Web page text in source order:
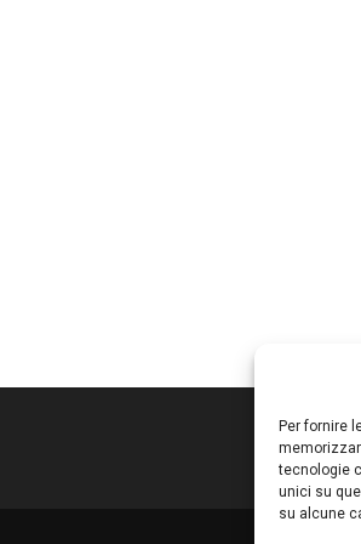
Per fornire
tecnologie
unici su
su alcune